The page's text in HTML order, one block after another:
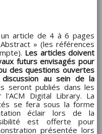
article de 4 à 6 pages
» (les références
Les articles doivent
futurs envisagés pour
des questions ouvertes
au sein de la
seront publiés dans les
Digital Library. La
se fera sous la forme
éclair lors de la
est offerte pour
présentée lors